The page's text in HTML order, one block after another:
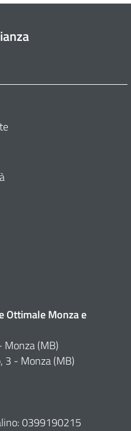
Ottimale Monza e
Monza (MB)
3 - Monza (MB)
0399190215